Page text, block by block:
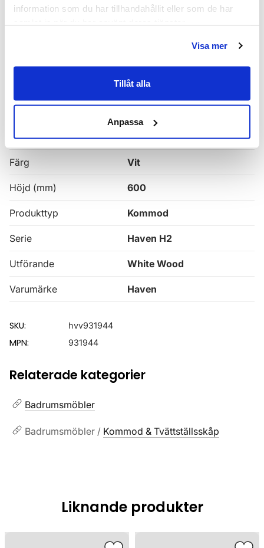
information som du har tillhandahållit eller som de har
Visa mer
Tillåt alla
Anpassa
Haven H2 Kommoder
Djup (mm) 465
Färg Vit
Höjd (mm) 600
Produkttyp Kommod
Serie Haven H2
Utförande White Wood
Varumärke Haven
SKU: hvv931944
MPN: 931944
Relaterade kategorier
Badrumsmöbler
Badrumsmöbler / Kommod & Tvättställsskåp
Liknande produkter